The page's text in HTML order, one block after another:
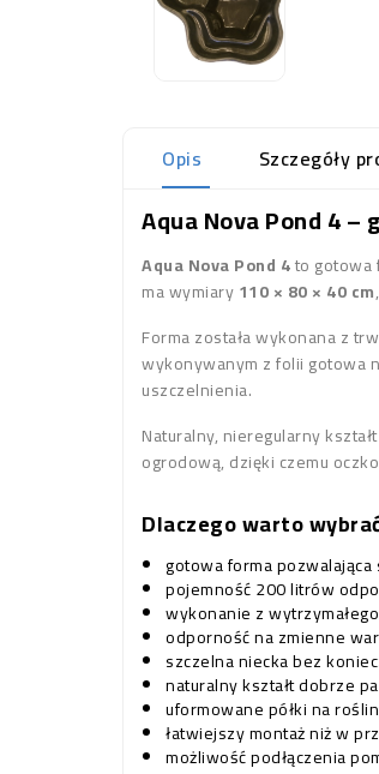
Opis Szczegóły
Aqua Nova Pond 4 –
Aqua Nova Pond 4to gotowa
ma wymiary110 × 80 × 40 cm
Forma została wykonana z
wykonywanym z folii gotowa
uszczelnienia.
Naturalny, nieregularny
ogrodową, dzięki czemu
Dlaczego warto
gotowa forma
pojemność 200 litrów
wykonanie z
odporność na zmienne
szczelna niecka bez
naturalny kształt dobrze
uformowane półki na
łatwiejszy montaż niż w
możliwość podłączenia